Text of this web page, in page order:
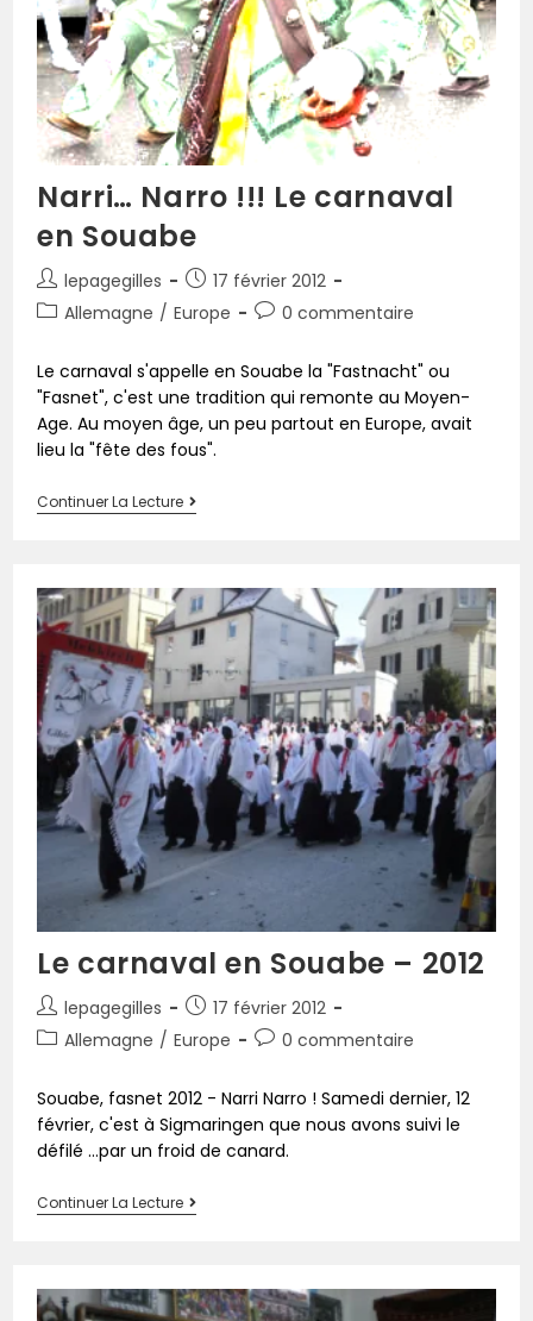
Narri… Narro !!! Le carnaval
en Souabe
lepagegilles
17 février 2012
Allemagne / Europe 0 commentaire
Le carnaval s'appelle en Souabe la "Fastnacht" ou
"Fasnet", c'est une tradition qui remonte au Moyen-
Age. Au moyen âge, un peu partout en Europe, avait
lieu la "fête des fous".
Continuer La Lecture
Le carnaval en Souabe – 2012
lepagegilles
17 février 2012
Allemagne / Europe 0 commentaire
Souabe, fasnet 2012 - Narri Narro ! Samedi dernier, 12
février, c'est à Sigmaringen que nous avons suivi le
défilé ...par un froid de canard.
Continuer La Lecture